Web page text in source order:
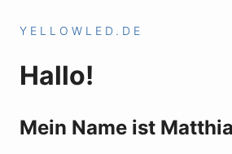
YELLOWLED.DE
Hallo!
Mein Name ist